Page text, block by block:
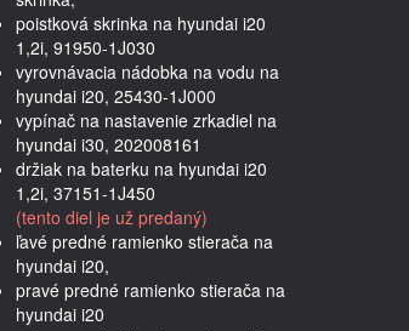
poistková skrinka na hyundai i20
1,2i, 91950-1J030
vyrovnávacia nádobka na vodu na
hyundai i20, 25430-1J000
vypínač na nastavenie zrkadiel na
hyundai i30, 202008161
držiak na baterku na hyundai i20
1,2i, 37151-1J450
(tento diel je už predaný)
ľavé predné ramienko stierača na
hyundai i20,
pravé predné ramienko stierača na
hyundai i20